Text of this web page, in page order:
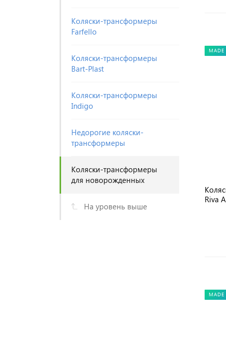
Коляски-трансформеры
Farfello
Коляски-трансформеры
Bart-Plast
Коляски-трансформеры
Indigo
Недорогие коляски-
трансформеры
Коляски-трансформеры
для новорожденных
На уровень выше
Riva